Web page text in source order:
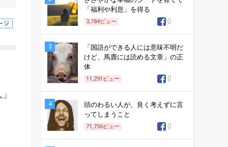
「福利や利息」を得る
3,784ビュー 0
3
「国語ができる人には意味不明だ
けど、馬鹿には読める文章」の正
体
11,291 ビュー 0
4
頭のわるい人が、良く考えずに言
ってしまうこと
71,756ビュー 0